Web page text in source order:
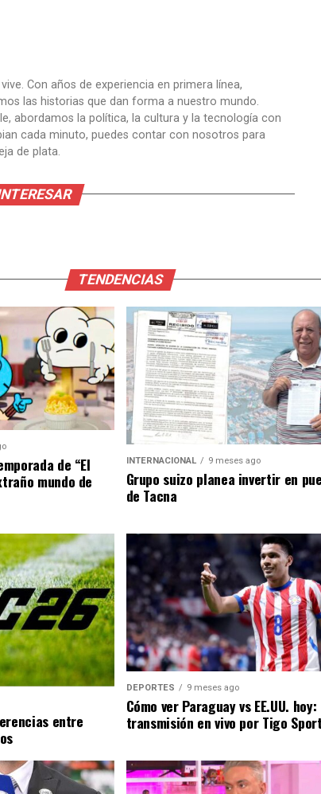
Con años de experiencia en primera línea,
las historias que dan forma a nuestro mundo.
abordamos la política, la cultura y la tecnología con
cada minuto, puedes contar con nosotros para
de plata.
TENDENCIAS
de “El
mundo de
INTERNACIONAL 9 meses ago
Grupo suizo planea invertir en
de Tacna
entre
DEPORTES 9 meses ago
Cómo ver Paraguay vs EE.UU. hoy:
transmisión en vivo por Tigo